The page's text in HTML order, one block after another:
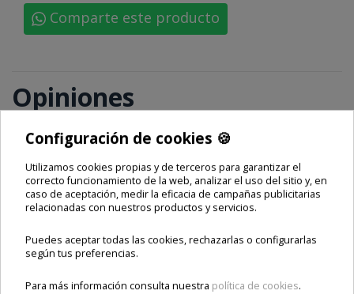
Comparte este producto
Opiniones
SEA EL PRIMERO EN ESCRIBIR UNA RESEÑA
Configuración de cookies 🍪
Utilizamos cookies propias y de terceros para garantizar el
correcto funcionamiento de la web, analizar el uso del sitio y, en
caso de aceptación, medir la eficacia de campañas publicitarias
relacionadas con nuestros productos y servicios.
Puedes aceptar todas las cookies, rechazarlas o configurarlas
según tus preferencias.
Para más información consulta nuestra política de cookies.